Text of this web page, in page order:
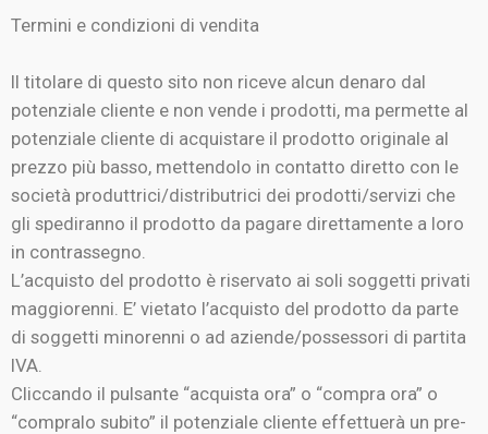
Termini e condizioni di vendita
Il titolare di questo sito non riceve alcun denaro dal
potenziale cliente e non vende i prodotti, ma permette al
potenziale cliente di acquistare il prodotto originale al
prezzo più basso, mettendolo in contatto diretto con le
società produttrici/distributrici dei prodotti/servizi che
gli spediranno il prodotto da pagare direttamente a loro
in contrassegno.
L’acquisto del prodotto è riservato ai soli soggetti privati
maggiorenni. E’ vietato l’acquisto del prodotto da parte
di soggetti minorenni o ad aziende/possessori di partita
IVA.
Cliccando il pulsante “acquista ora” o “compra ora” o
“compralo subito” il potenziale cliente effettuerà un pre-